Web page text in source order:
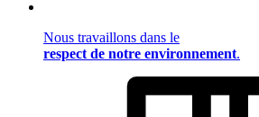
Nous travaillons dans le
respect de notre environnement.